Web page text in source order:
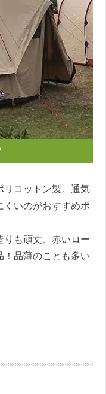
リコットン製。通気
くいのがおすすめポ
りも頑丈、赤いロー
！品薄のことも多い